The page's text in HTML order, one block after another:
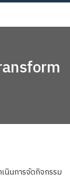
นินการจัดกิจกรรม